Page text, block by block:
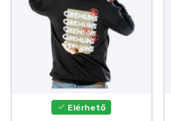
Elérhető